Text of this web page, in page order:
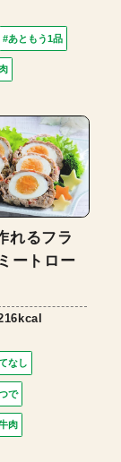
#あともう1品
れるフラ
ートロー
なし
で
肉